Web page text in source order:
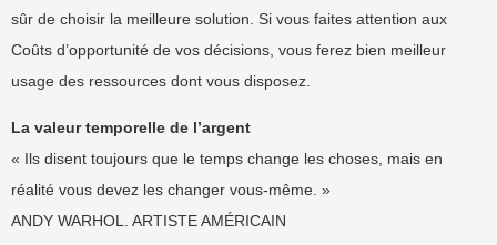
sûr de choisir la meilleure solution. Si vous faites attention aux
Coûts d’opportunité de vos décisions, vous ferez bien meilleur
usage des ressources dont vous disposez.
La valeur temporelle de l’argent
« Ils disent toujours que le temps change les choses, mais en
réalité vous devez les changer vous-même. »
ANDY WARHOL. ARTISTE AMÉRICAIN